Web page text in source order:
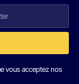
vous acceptez nos